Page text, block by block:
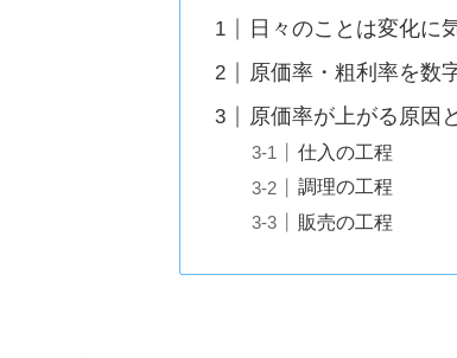
日々のことは変化に
原価率・粗利率を数
原価率が上がる原因
仕入の工程
調理の工程
販売の工程